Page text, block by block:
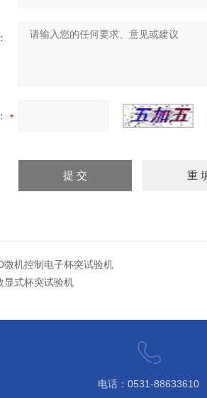
微机控制电子杯突试验机
显式杯突试验机
电话：0531-88633610